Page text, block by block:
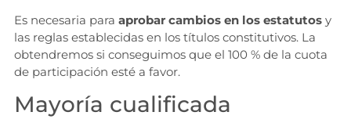
Es necesaria para aprobar cambios en los estatutosy
las reglas establecidas en los títulos constitutivos. La
obtendremos si conseguimos que el 100 % de la cuota
de participación esté a favor.
Mayoría cualificada